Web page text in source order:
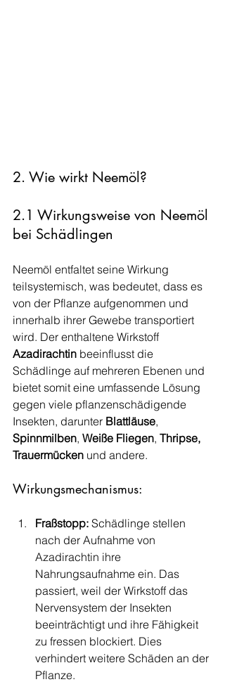
2. Wie wirkt Neemöl?
2.1 Wirkungsweise von Neemöl
bei Schädlingen
Neemöl entfaltet seine Wirkung
teilsystemisch, was bedeutet, dass es
von der Pflanze aufgenommen und
innerhalb ihrer Gewebe transportiert
wird. Der enthaltene Wirkstoff
Azadirachtin beeinflusst die
Schädlinge auf mehreren Ebenen und
bietet somit eine umfassende Lösung
gegen viele pflanzenschädigende
Insekten, darunter Blattläuse,
Spinnmilben, Weiße Fliegen, Thripse,
Trauermücken und andere.
Wirkungsmechanismus:
Fraßstopp: Schädlinge stellen
nach der Aufnahme von
Azadirachtin ihre
Nahrungsaufnahme ein. Das
passiert, weil der Wirkstoff das
Nervensystem der Insekten
beeinträchtigt und ihre Fähigkeit
zu fressen blockiert. Dies
verhindert weitere Schäden an der
Pflanze.